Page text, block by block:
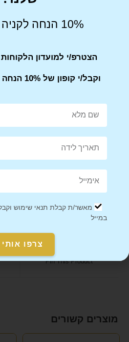
: ייתכן שזמני המשלוח יתארכו
Tweet This Product
Pin This Product
מוצרים קשורים
10% הנחה לקניה הראשונה
הצטרפ/י למועדון הלקוחות
וקבל/י קופון של 10% הנחה לקניה הראשונה!
מאשר/ת קבלת תנאי שימוש
במייל
צרפו אותי